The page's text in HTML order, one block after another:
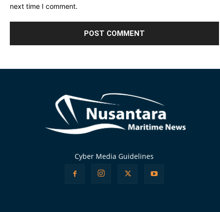
next time I comment.
Cyber Media Guidelines